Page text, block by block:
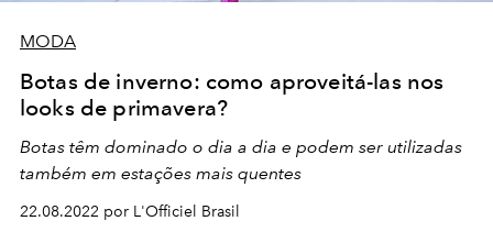
MODA
Botas de inverno: como aproveitá-las nos
looks de primavera?
Botas têm dominado o dia a dia e podem ser utilizadas
também em estações mais quentes
22.08.2022 por L'Officiel Brasil